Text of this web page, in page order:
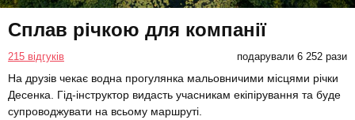
Сплав річкою для компанії
215 відгуків подарували 6 252 рази
На друзів чекає водна прогулянка мальовничими місцями річки
Десенка. Гід-інструктор видасть учасникам екіпірування та буде
супроводжувати на всьому маршруті.